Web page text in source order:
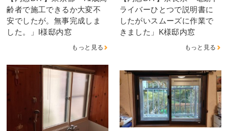
齢者で施工できるか大変不
安でしたが。無事完成しま
した。」I様邸内窓
もっと見る
ライバーひとつで説明書に
したがいスムーズに作業で
きました」K様邸内窓
もっと見る